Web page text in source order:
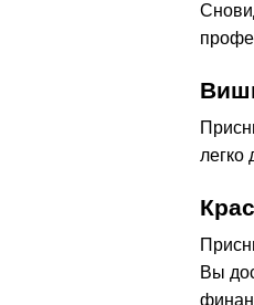
легко
Вы